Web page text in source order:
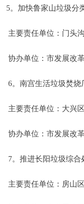
。加快鲁家山垃圾分类
要责任单位：门头沟
办单位：市发展改革
。南宫生活垃圾焚烧
要责任单位：大兴区
办单位：市发展改革
。推进长阳垃圾综合处
要责任单位：房山区